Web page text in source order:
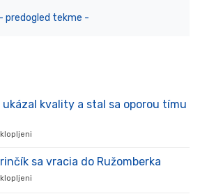
- predogled tekme -
ukázal kvality a stal sa oporou tímu
prišiel,
sa vracia do Ružomberka